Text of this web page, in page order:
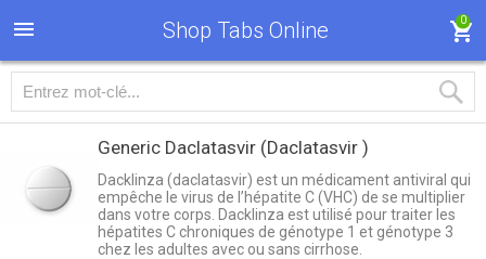
Shop Tabs Online 0
Generic Daclatasvir (Daclatasvir )
Dacklinza (daclatasvir) est un médicament antiviral qui
empêche le virus de l’hépatite C (VHC) de se multiplier
dans votre corps. Dacklinza est utilisé pour traiter les
hépatites C chroniques de génotype 1 et génotype 3
chez les adultes avec ou sans cirrhose.